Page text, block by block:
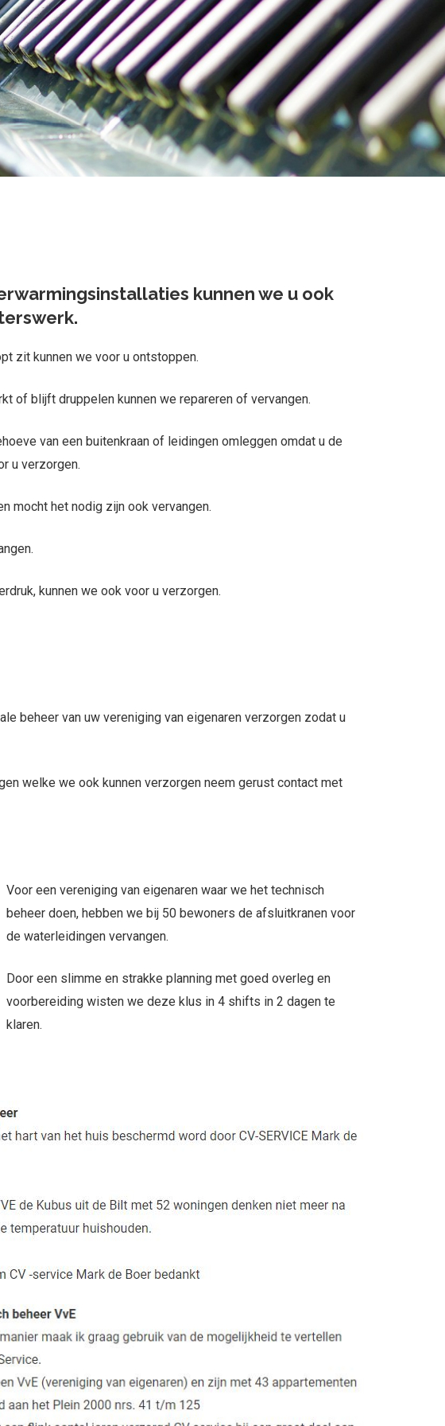
kunnen we u ook
zit kunnen we voor u ontstoppen.
of blijft druppelen kunnen we repareren of vervangen.
van een buitenkraan of leidingen omleggen omdat u de
u verzorgen.
mocht het nodig zijn ook vervangen.
kunnen we ook voor u verzorgen.
beheer van uw vereniging van eigenaren verzorgen zodat u
welke we ook kunnen verzorgen neem gerust contact met
Voor een vereniging van eigenaren waar we het technisch
beheer doen, hebben we bij 50 bewoners de afsluitkranen voor
de waterleidingen vervangen.
Door een slimme en strakke planning met goed overleg en
voorbereiding wisten we deze klus in 4 shifts in 2 dagen te
klaren.